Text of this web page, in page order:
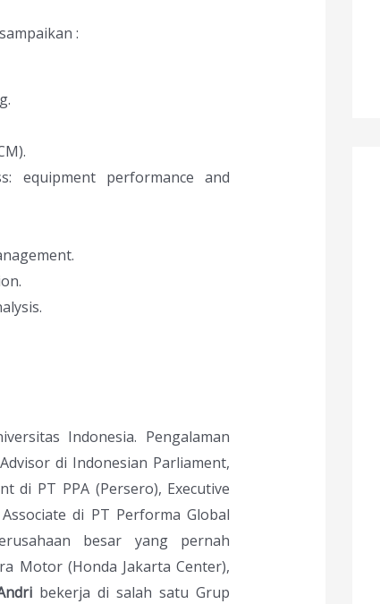
:
equipment performance and
Indonesia. Pengalaman
di Indonesian Parliament,
di PT PPA (Persero), Executive
di PT Performa Global
besar yang pernah
Motor (Honda Jakarta Center),
bekerja di salah satu Grup